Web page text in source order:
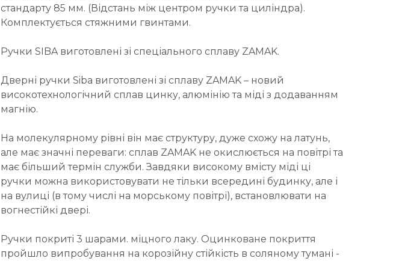
стандарту 85 мм. (Відстань між центром ручки та циліндра).
Комплектується стяжними гвинтами.
Ручки SIBA виготовлені зі спеціального сплаву ZAMAK.
Дверні ручки Siba виготовлені зі сплаву ZAMAK – новий
високотехнологічний сплав цинку, алюмінію та міді з додаванням
магнію.
На молекулярному рівні він має структуру, дуже схожу на латунь,
але має значні переваги: сплав ZAMAK не окислюється на повітрі та
має більший термін служби. Завдяки високому вмісту міді ці
ручки можна використовувати не тільки всередині будинку, але і
на вулиці (в тому числі на морському повітрі), встановлювати на
вогнестійкі двері.
Ручки покриті 3 шарами. міцного лаку. Оцинковане покриття
пройшло випробування на корозійну стійкість в соляному тумані -